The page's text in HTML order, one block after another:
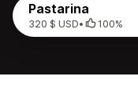
Pastarina
320 $ USD• 100%